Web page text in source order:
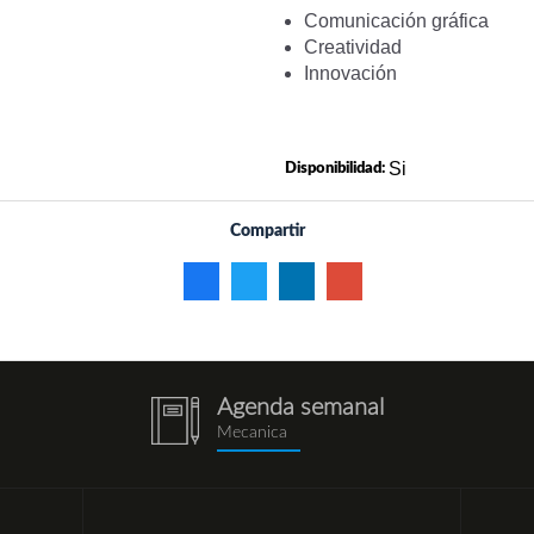
Comunicación gráfica
Creatividad
Innovación
Disponibilidad: Si
Compartir
notebook
(1).png
Agenda semanal
Mecanica